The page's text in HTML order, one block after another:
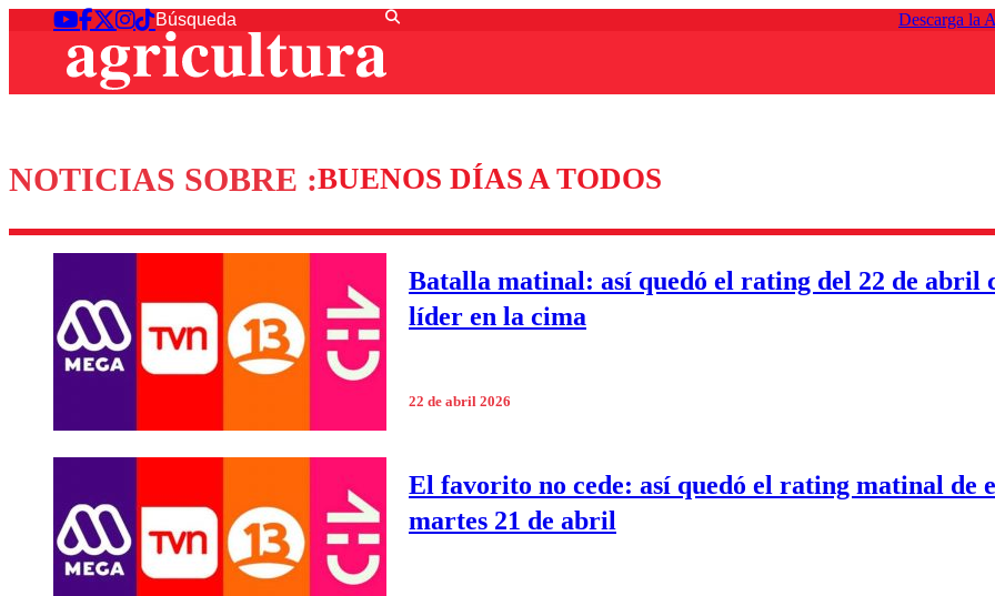
Descarga la
NOTICIAS SOBRE :BUENOS DÍAS A TODOS
Batalla matinal: así quedó el rating del 22 de abril
líder en la cima
22 de abril 2026
El favorito no cede: así quedó el rating matinal de
martes 21 de abril